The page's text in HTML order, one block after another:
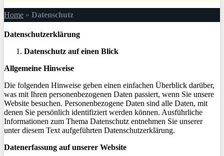
Home » Datenschutz
Datenschutzerklärung
Datenschutz auf einen Blick
Allgemeine Hinweise
Die folgenden Hinweise geben einen einfachen Überblick darüber,
was mit Ihren personenbezogenen Daten passiert, wenn Sie unsere
Website besuchen. Personenbezogene Daten sind alle Daten, mit
denen Sie persönlich identifiziert werden können. Ausführliche
Informationen zum Thema Datenschutz entnehmen Sie unserer
unter diesem Text aufgeführten Datenschutzerklärung.
Datenerfassung auf unserer Website